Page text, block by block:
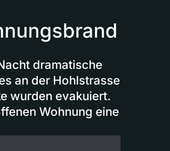
dramatische
an der Hohlstrasse
wurden evakuiert.
Wohnung eine